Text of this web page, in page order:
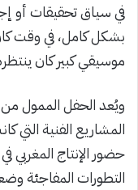
في سياق تحقيقات أو
بشكل كامل، في وقت
موسيقي كبير كان
ويُعد الحفل الممول
المشاريع الفنية التي
حضور الإنتاج المغربي
التطورات المفاجئة